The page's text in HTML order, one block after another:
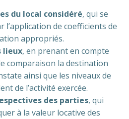
du local considéré, qui se
de coefficients de
appropriés.
lieux, en prenant en compte
comparaison la destination
ainsi que les niveaux de
de l’activité exercée.
des parties, qui
à la valeur locative des